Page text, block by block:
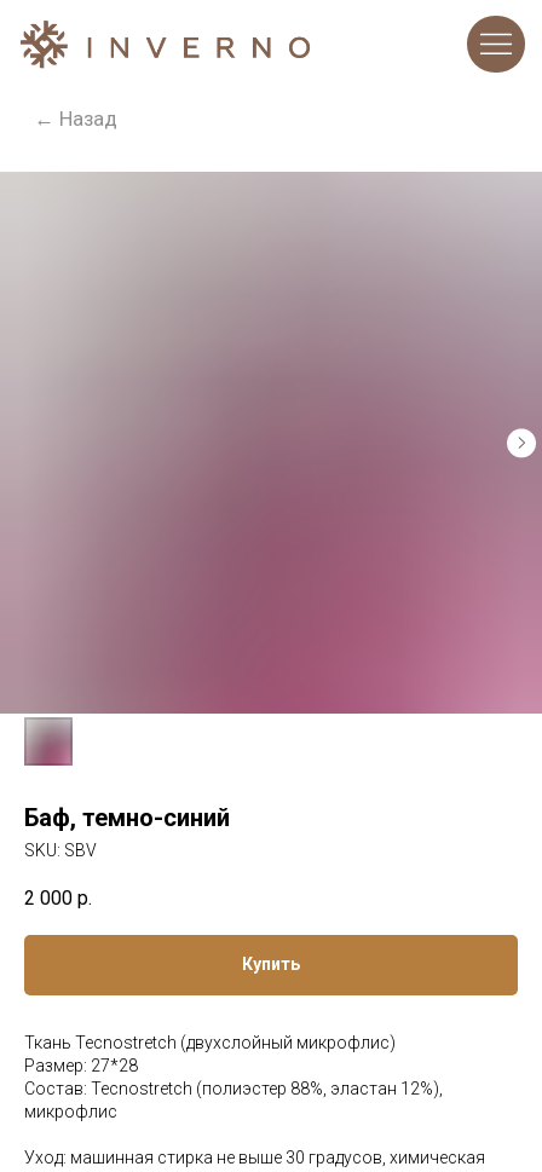
Баф, темно-синий
SKU: SBV
2 000 р.
Купить
Ткань Tecnostretch (двухслойный микрофлис)
Размер: 27*28
Состав: Tecnostretch (полиэстер 88%, эластан 12%),
микрофлис
Уход: машинная стирка не выше 30 градусов, химическая